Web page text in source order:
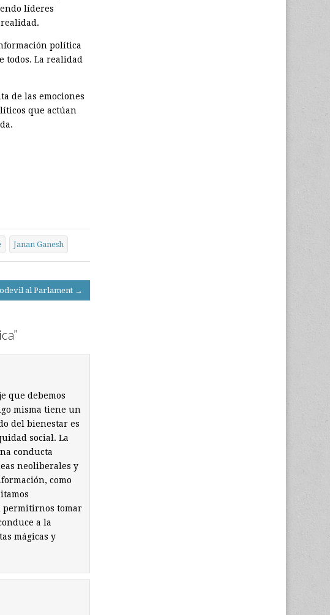
líderes
política
todos. La realidad
de las emociones
que actúan
Janan Ganesh
al Parlament →
”
que debemos
misma tiene un
del bienestar es
social. La
conducta
neoliberales y
como
permitirnos tomar
a la
mágicas y